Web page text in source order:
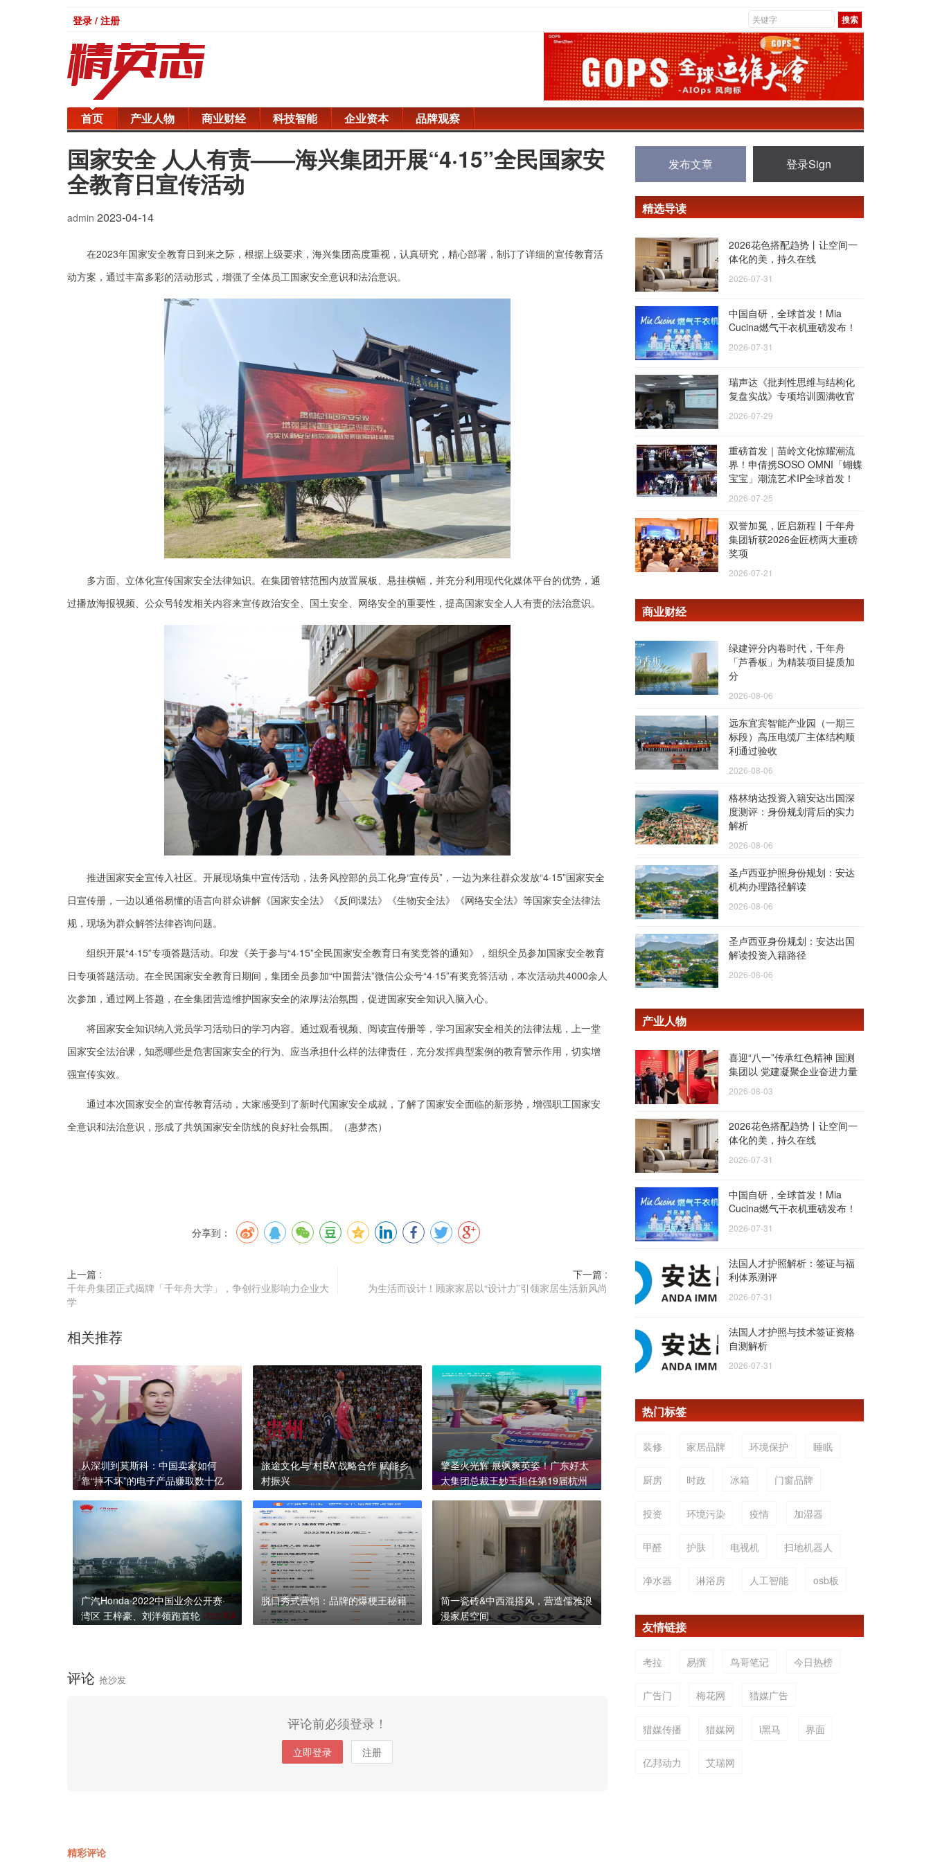
登录 / 注册
首页 产业人物 商业财经 科技智能 企业资本 品牌观察
国家安全 人人有责——海兴集团开展“4·15”全民国家安
全教育日宣传活动
admin 2023-04-14
在2023年国家安全教育日到来之际，根据上级要求，海兴集团高度重视，认真研究，精心部署，制订了详细的宣传教育活
动方案，通过丰富多彩的活动形式，增强了全体员工国家安全意识和法治意识。
多方面、立体化宣传国家安全法律知识。在集团管辖范围内放置展板、悬挂横幅，并充分利用现代化媒体平台的优势，通
过播放海报视频、公众号转发相关内容来宣传政治安全、国土安全、网络安全的重要性，提高国家安全人人有责的法治意识。
推进国家安全宣传入社区。开展现场集中宣传活动，法务风控部的员工化身“宣传员”，一边为来往群众发放“4·15”国家安全
日宣传册，一边以通俗易懂的语言向群众讲解《国家安全法》《反间谍法》《生物安全法》《网络安全法》等国家安全法律法
规，现场为群众解答法律咨询问题。
组织开展“4·15”专项答题活动。印发《关于参与“4·15”全民国家安全教育日有奖竞答的通知》，组织全员参加国家安全教育
日专项答题活动。在全民国家安全教育日期间，集团全员参加“中国普法”微信公众号“4·15”有奖竞答活动，本次活动共4000余人
次参加，通过网上答题，在全集团营造维护国家安全的浓厚法治氛围，促进国家安全知识入脑入心。
将国家安全知识纳入党员学习活动日的学习内容。通过观看视频、阅读宣传册等，学习国家安全相关的法律法规，上一堂
国家安全法治课，知悉哪些是危害国家安全的行为、应当承担什么样的法律责任，充分发挥典型案例的教育警示作用，切实增
强宣传实效。
通过本次国家安全的宣传教育活动，大家感受到了新时代国家安全成就，了解了国家安全面临的新形势，增强职工国家安
全意识和法治意识，形成了共筑国家安全防线的良好社会氛围。（惠梦杰）
分享到：
上一篇 :
千年舟集团正式揭牌「千年舟大学」，争创行业影响力企业大
学
下一篇 :
为生活而设计！顾家家居以“设计力”引领家居生活新风尚
相关推荐
从深圳到莫斯科：中国卖家如何
靠“摔不坏”的电子产品赚取数十亿
旅途文化与“村BA”战略合作 赋能乡
村振兴
擎圣火光辉 展飒爽英姿！广东好太
太集团总裁王妙玉担任第19届杭州
广汽Honda·2022中国业余公开赛·
湾区 王梓豪、刘洋领跑首轮
脱口秀式营销：品牌的爆梗王秘籍
简一瓷砖&中西混搭风，营造儒雅浪
漫家居空间
评论 抢沙发
评论前必须登录！
立即登录 注册
精彩评论
发布文章 登录Sign
精选导读
2026花色搭配趋势丨让空间一
体化的美，持久在线
2026-07-31
中国自研，全球首发！Mia
Cucina燃气干衣机重磅发布！
2026-07-31
瑞声达《批判性思维与结构化
复盘实战》专项培训圆满收官
2026-07-29
重磅首发｜苗岭文化惊耀潮流
界！申倩携SOSO OMNI「蝴蝶
宝宝」潮流艺术IP全球首发！
2026-07-25
双誉加冕，匠启新程丨千年舟
集团斩获2026金匠榜两大重磅
奖项
2026-07-21
商业财经
绿建评分内卷时代，千年舟
「芦香板」为精装项目提质加
分
2026-08-06
远东宜宾智能产业园（一期三
标段）高压电缆厂主体结构顺
利通过验收
2026-08-06
格林纳达投资入籍安达出国深
度测评：身份规划背后的实力
解析
2026-08-06
圣卢西亚护照身份规划：安达
机构办理路径解读
2026-08-06
圣卢西亚身份规划：安达出国
解读投资入籍路径
2026-08-06
产业人物
喜迎“八一”传承红色精神 国测
集团以 党建凝聚企业奋进力量
2026-08-03
2026花色搭配趋势丨让空间一
体化的美，持久在线
2026-07-31
中国自研，全球首发！Mia
Cucina燃气干衣机重磅发布！
2026-07-31
法国人才护照解析：签证与福
利体系测评
2026-07-31
法国人才护照与技术签证资格
自测解析
2026-07-31
热门标签
装修 家居品牌 环境保护 睡眠
厨房 时政 冰箱 门窗品牌
投资 环境污染 疫情 加湿器
甲醛 护肤 电视机 扫地机器人
净水器 淋浴房 人工智能 osb板
友情链接
考拉 易撰 鸟哥笔记 今日热榜
广告门 梅花网 猎媒广告
猎媒传播 猎媒网 i黑马 界面
亿邦动力 艾瑞网